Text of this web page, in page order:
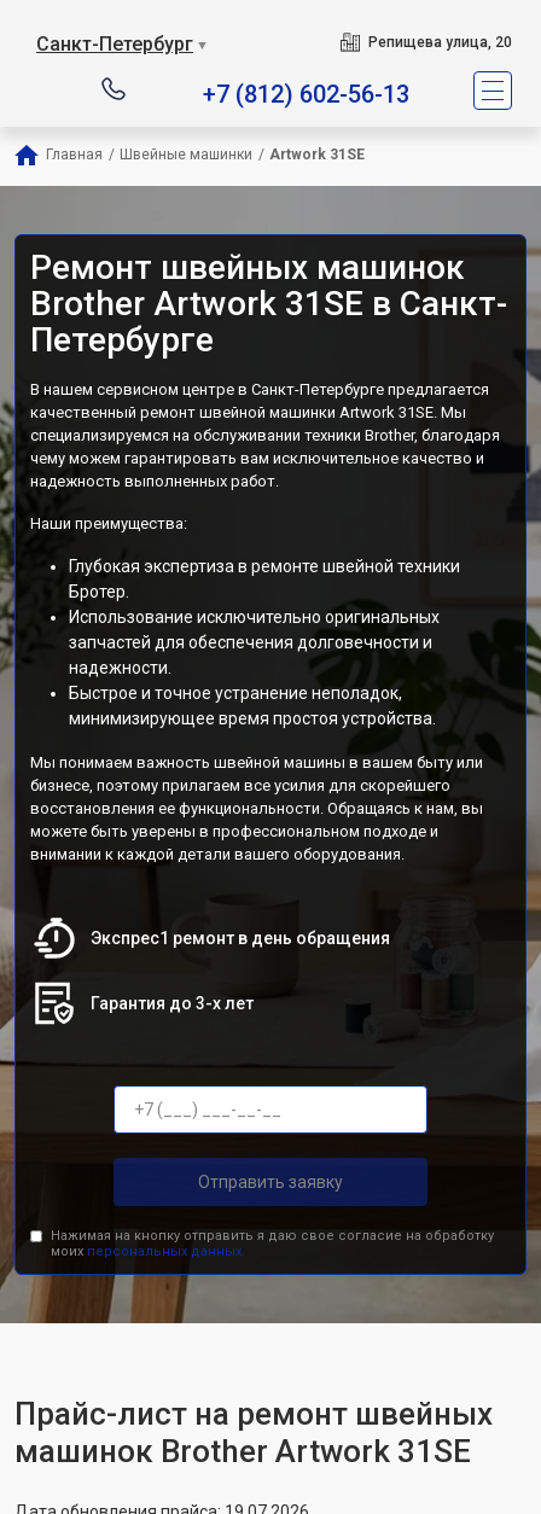
Санкт-Петербург ▼ Репищева улица, 20
+7 (812) 602-56-13
Главная / Швейные машинки / Artwork 31SE
Ремонт швейных машинок
Brother Artwork 31SE в Санкт-
Петербурге
В нашем сервисном центре в Санкт-Петербурге предлагается
качественный ремонт швейной машинки Artwork 31SE. Мы
специализируемся на обслуживании техники Brother, благодаря
чему можем гарантировать вам исключительное качество и
надежность выполненных работ.
Наши преимущества:
Глубокая экспертиза в ремонте швейной техники
Бротер.
Использование исключительно оригинальных
запчастей для обеспечения долговечности и
надежности.
Быстрое и точное устранение неполадок,
минимизирующее время простоя устройства.
Мы понимаем важность швейной машины в вашем быту или
бизнесе, поэтому прилагаем все усилия для скорейшего
восстановления ее функциональности. Обращаясь к нам, вы
можете быть уверены в профессиональном подходе и
внимании к каждой детали вашего оборудования.
Экспрес1 ремонт в день обращения
Гарантия до 3-х лет
Отправить заявку
Нажимая на кнопку отправить я даю свое согласие на обработку
моих персональных данных.
Прайс-лист на ремонт швейных
машинок Brother Artwork 31SE